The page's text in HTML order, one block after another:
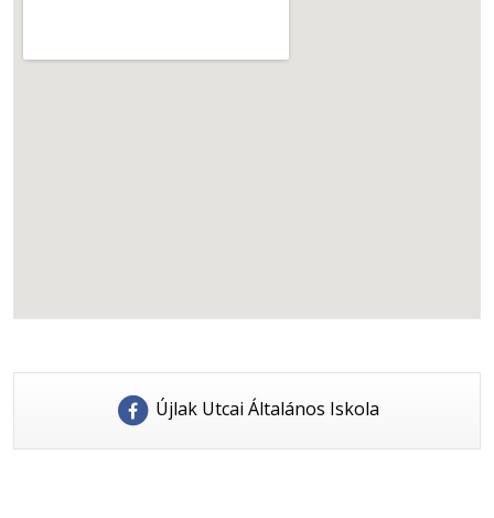
Újlak Utcai Általános Iskola